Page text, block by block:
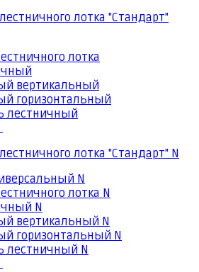
лотка "Стандарт"
лотка
вертикальный
горизонтальный
лестничный
лотка "Стандарт" N
N
лотка N
N
вертикальный N
горизонтальный N
лестничный N